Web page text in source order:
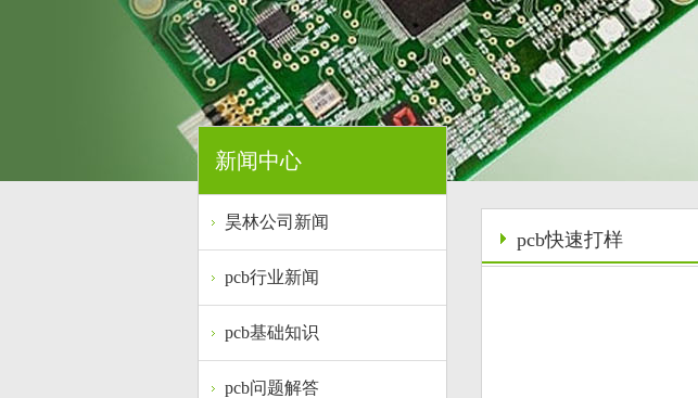
新闻中心
昊林公司新闻
pcb行业新闻
pcb基础知识
pcb问题解答
pcb快速打样